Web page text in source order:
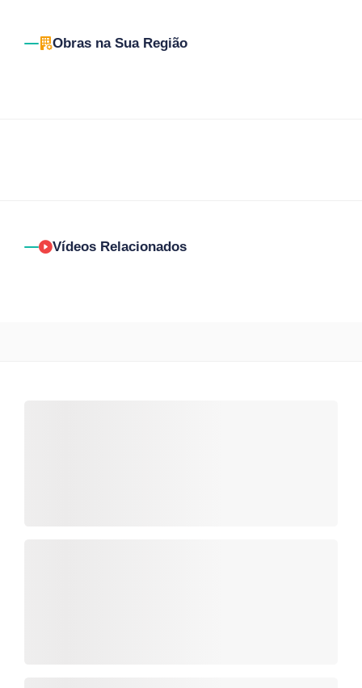
Obras na Sua Região
Vídeos Relacionados